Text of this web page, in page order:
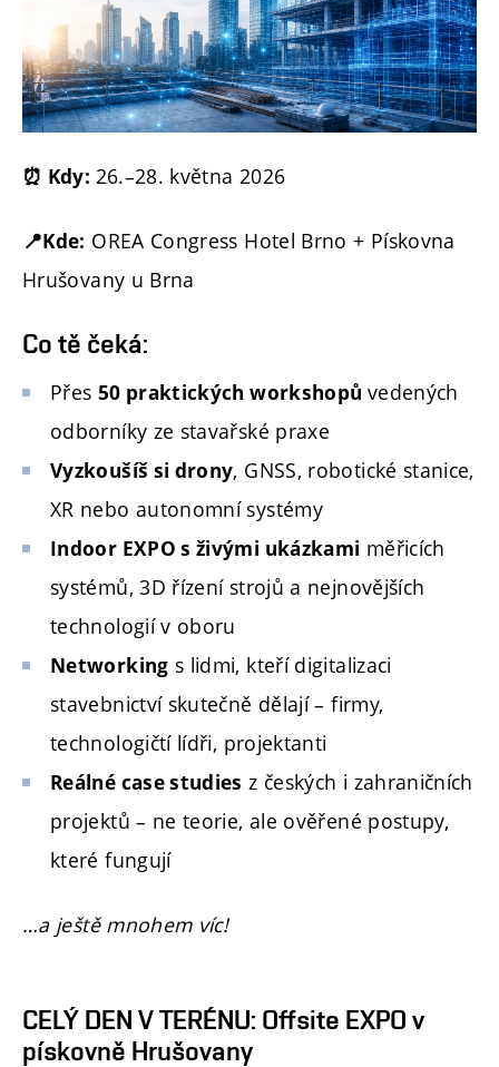
⏰ Kdy: 26.–28. května 2026
📍Kde: OREA Congress Hotel Brno + Pískovna
Hrušovany u Brna
Co tě čeká:
Přes 50 praktických workshopů vedených
odborníky ze stavařské praxe
Vyzkoušíš si drony, GNSS, robotické stanice,
XR nebo autonomní systémy
Indoor EXPO s živými ukázkami měřicích
systémů, 3D řízení strojů a nejnovějších
technologií v oboru
Networking s lidmi, kteří digitalizaci
stavebnictví skutečně dělají – firmy,
technologičtí lídři, projektanti
Reálné case studies z českých i zahraničních
projektů – ne teorie, ale ověřené postupy,
které fungují
…a ještě mnohem víc!
CELÝ DEN V TERÉNU: Offsite EXPO v
pískovně Hrušovany